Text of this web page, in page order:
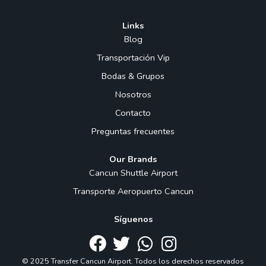
Links
Blog
Transportación Vip
Bodas & Grupos
Nosotros
Contacto
Preguntas frecuentes
Our Brands
Cancun Shuttle Airport
Transporte Aeropuerto Cancun
Síguenos
© 2025 Transfer Cancun Airport. Todos los derechos reservados